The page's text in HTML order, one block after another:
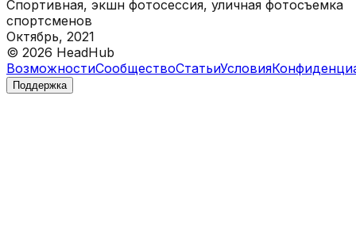
Спортивная, экшн фотосессия, уличная фотосъемка
спортсменов
Октябрь, 2021
© 2026 HeadHub
ВозможностиСообществоСтатьиУсловия
Поддержка